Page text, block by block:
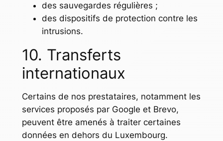
des sauvegardes régulières ;
des dispositifs de protection contre les
intrusions.
10. Transferts
internationaux
Certains de nos prestataires, notamment les
services proposés par Google et Brevo,
peuvent être amenés à traiter certaines
données en dehors du Luxembourg.